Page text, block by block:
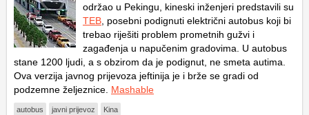
održao u Pekingu, kineski inženjeri predstavili su
TEB , posebni podignuti električni autobus koji bi
trebao riješiti problem prometnih gužvi i
zagađenja u napučenim gradovima. U autobus
stane 1200 ljudi, a s obzirom da je podignut, ne smeta autima.
Ova verzija javnog prijevoza jeftinija je i brže se gradi od
podzemne željeznice. Mashable
autobus javni prijevoz Kina